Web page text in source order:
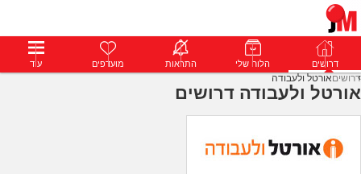
דרושים פרופילים הודעות פרימיום דרושים הלוח שלי התראות מועדפים עוד
דרושיםאורטל ולעבודה
אורטל ולעבודה דרושים